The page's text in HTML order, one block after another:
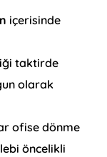
içerisinde
taktirde
olarak
ofise dönme
öncelikli